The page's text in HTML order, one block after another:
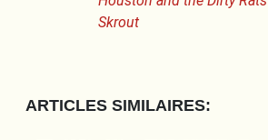
Skrout
ARTICLES SIMILAIRES: